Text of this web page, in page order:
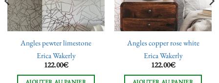
Angles pewter limestone
Erica Wakerly
122.00€
Angles copper rose white
Erica Wakerly
122.00€